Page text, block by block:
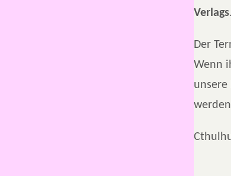
Verlags
Der
Wenn